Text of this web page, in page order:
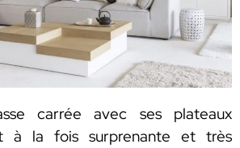
carrée avec ses plateaux
à la fois surprenante et très